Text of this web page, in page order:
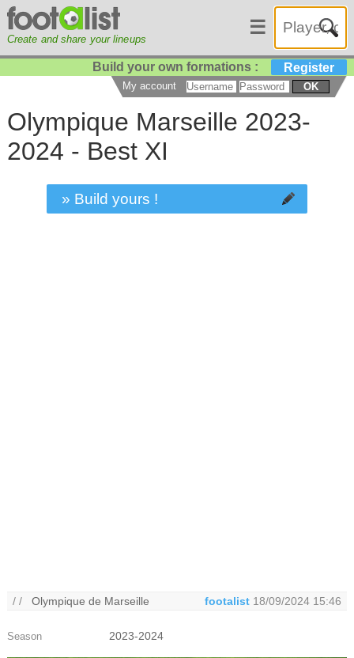
Create and share your lineups
☰
Build your own formations : Register
My account OK
Olympique Marseille 2023-
2024 - Best XI
» Build yours !
/ /Olympique de Marseille footalist 18/09/2024 15:46
Season 2023-2024